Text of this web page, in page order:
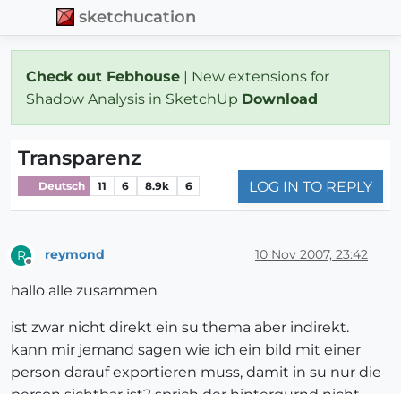
sketchucation
Check out Febhouse | New extensions for
Shadow Analysis in SketchUp Download
Transparenz
Deutsch 11 6 8.9k 6 LOG IN TO REPLY
R reymond 10 Nov 2007, 23:42
hallo alle zusammen
ist zwar nicht direkt ein su thema aber indirekt.
kann mir jemand sagen wie ich ein bild mit einer
person darauf exportieren muss, damit in su nur die